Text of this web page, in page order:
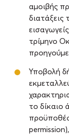
αμοιβής
διατάξεις
τρίμηνο
Υποβολή
το δίκαιο